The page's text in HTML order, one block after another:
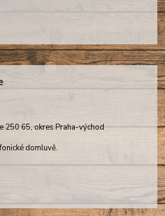
250 65, okres Praha-východ
domluvě.